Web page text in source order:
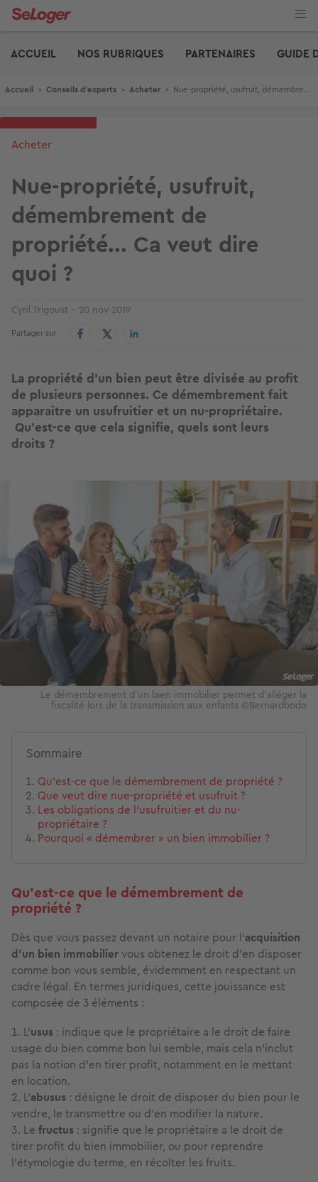
Aller
ACCUEIL
NOS RUBRIQUES PARTENAIRES GUIDE
Fil d'Ariane
Accueil > Conseils d'experts > Acheter > Nue-propriété, usufruit, démembrement de propriété... Ca veut dire quoi ?
Acheter
Nue-propriété, usufruit,
démembrement de
propriété... Ca veut dire
quoi ?
Cyril Trigoust 20 nov 2019
Partager sur
La propriété d’un bien peut être divisée au profit
de plusieurs personnes. Ce démembrement fait
apparaitre un usufruitier et un nu-propriétaire.
Qu’est-ce que cela signifie, quels sont leurs
droits ?
Le démembrement d’un bien immobilier permet d’alléger la
fiscalité lors de la transmission aux enfants ©Bernardbodo
Sommaire
Qu'est-ce que le démembrement de propriété ?
Que veut dire nue-propriété et usufruit ?
Les obligations de l’usufruitier et du nu-
propriétaire ?
Pourquoi « démembrer » un bien immobilier ?
Qu'est-ce que le démembrement de
propriété ?
Dès que vous passez devant un notaire pour l’acquisition
d’un bien immobilier vous obtenez le droit d’en disposer
comme bon vous semble, évidemment en respectant un
cadre légal. En termes juridiques, cette jouissance est
composée de 3 éléments :
L’usus : indique que le propriétaire a le droit de faire
usage du bien comme bon lui semble, mais cela n’inclut
pas la notion d’en tirer profit, notamment en le mettant
en location.
L’abusus : désigne le droit de disposer du bien pour le
vendre, le transmettre ou d’en modifier la nature.
Le fructus : signifie que le propriétaire a le droit de
tirer profit du bien immobilier, ou pour reprendre
l’étymologie du terme, en récolter les fruits.